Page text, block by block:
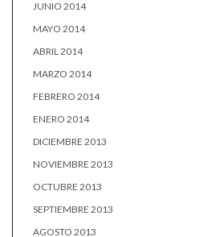
JUNIO 2014
MAYO 2014
ABRIL 2014
MARZO 2014
FEBRERO 2014
ENERO 2014
DICIEMBRE 2013
NOVIEMBRE 2013
OCTUBRE 2013
SEPTIEMBRE 2013
AGOSTO 2013